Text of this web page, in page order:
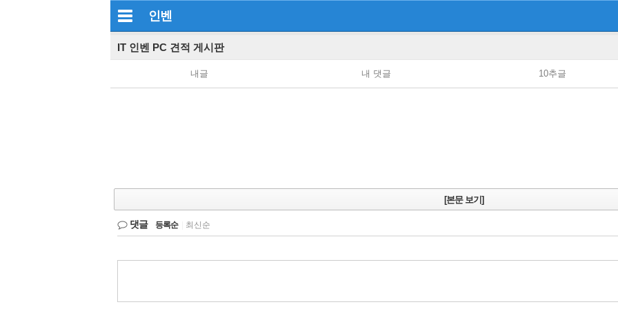
인벤
IT 인벤 PC 견적 게시판
내글 내 댓글 10추글
[본문 보기]
댓글 등록순 최신순